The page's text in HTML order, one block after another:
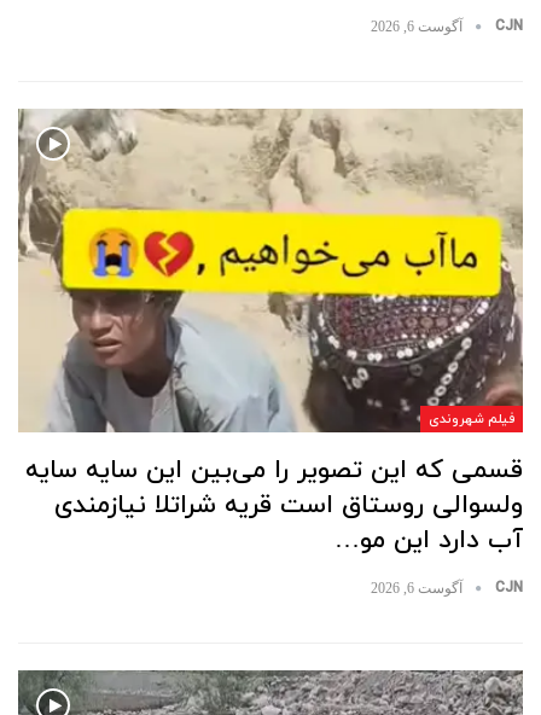
CJN آگوست 6, 2026
فیلم شهروندی
قسمی که این تصویر را می‌بین این سایه سایه
ولسوالی روستاق است قریه شراتلا نیازمندی
آب دارد این مو…
CJN آگوست 6, 2026